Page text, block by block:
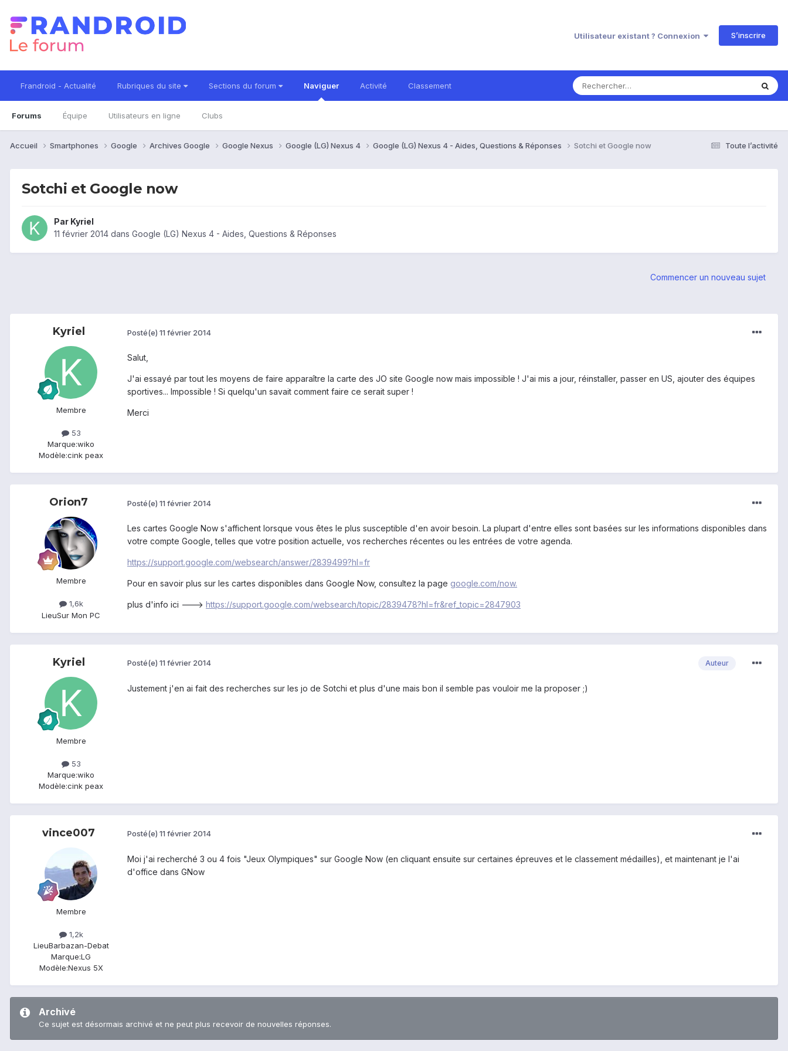
Utilisateur existant ? Connexion S’inscrire
Frandroid - Actualité Rubriques du site Sections du forum Naviguer
Forums Équipe Utilisateurs en ligne Clubs
Activité Classement
Toute l’activité
Accueil Smartphones Google Archives Google Google Nexus Google (LG) Nexus 4 Google (LG) Nexus 4 - Aides, Questions & Réponses Sotchi et Google now
Sotchi et Google now
Par Kyriel
11 février 2014 dans Google (LG) Nexus 4 - Aides, Questions & Réponses
Commencer un nouveau sujet
Kyriel
Membre
53
Marque:wiko
Modèle:cink peax
Posté(e) 11 février 2014
Salut,
J'ai essayé par tout les moyens de faire apparaître la carte des JO site Google now mais impossible ! J'ai mis a jour, réinstaller, passer en US, ajouter des équipes
sportives... Impossible ! Si quelqu'un savait comment faire ce serait super !
Merci
Orion7
Membre
1,6k
LieuSur Mon PC
Posté(e) 11 février 2014
Les cartes Google Now s'affichent lorsque vous êtes le plus susceptible d'en avoir besoin. La plupart d'entre elles sont basées sur les informations disponibles dans
votre compte Google, telles que votre position actuelle, vos recherches récentes ou les entrées de votre agenda.
https://support.google.com/websearch/answer/2839499?hl=fr
Pour en savoir plus sur les cartes disponibles dans Google Now, consultez la page google.com/now.
plus d'info ici ---> https://support.google.com/websearch/topic/2839478?hl=fr&ref_topic=2847903
Kyriel
Membre
53
Marque:wiko
Modèle:cink peax
Auteur
Posté(e) 11 février 2014
Justement j'en ai fait des recherches sur les jo de Sotchi et plus d'une mais bon il semble pas vouloir me la proposer ;)
vince007
Membre
1,2k
LieuBarbazan-Debat
Marque:LG
Modèle:Nexus 5X
Posté(e) 11 février 2014
Moi j'ai recherché 3 ou 4 fois "Jeux Olympiques" sur Google Now (en cliquant ensuite sur certaines épreuves et le classement médailles), et maintenant je l'ai
d'office dans GNow
Archivé
Ce sujet est désormais archivé et ne peut plus recevoir de nouvelles réponses.